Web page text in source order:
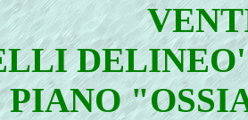
PIANO